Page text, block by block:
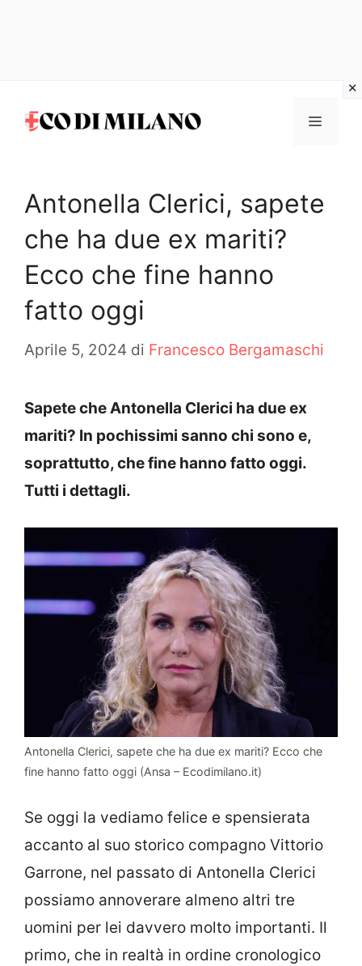
MENU
Antonella Clerici, sapete
che ha due ex mariti?
Ecco che fine hanno
fatto oggi
Aprile 5, 2024 di Francesco Bergamaschi
Sapete che Antonella Clerici ha due ex
mariti? In pochissimi sanno chi sono e,
soprattutto, che fine hanno fatto oggi.
Tutti i dettagli.
Antonella Clerici, sapete che ha due ex mariti? Ecco che
fine hanno fatto oggi (Ansa – Ecodimilano.it)
Se oggi la vediamo felice e spensierata
accanto al suo storico compagno Vittorio
Garrone, nel passato di Antonella Clerici
possiamo annoverare almeno altri tre
uomini per lei davvero molto importanti. Il
primo, che in realtà in ordine cronologico